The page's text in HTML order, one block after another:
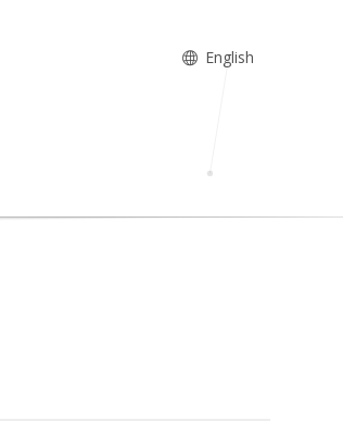
English